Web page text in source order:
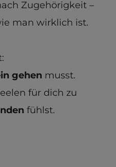
Zugehörigkeit –
man wirklich ist.
gehenmusst.
für dich zu
fühlst.